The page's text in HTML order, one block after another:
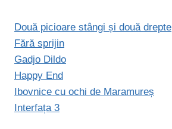
Două picioare stângi și două drepte
Fără sprijin
Gadjo Dildo
Happy End
Ibovnice cu ochi de Maramureș
Interfața 3